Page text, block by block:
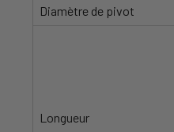
Diamètre de pivot
Longueur